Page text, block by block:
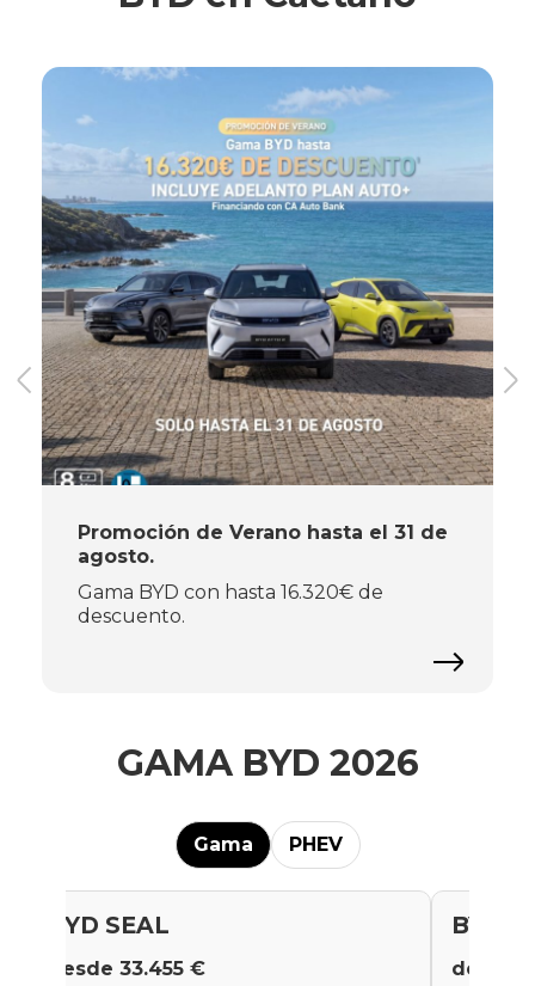
Promoción de Verano hasta el 31 de
agosto.
Gama BYD con hasta 16.320€ de
descuento.
GAMA BYD 2026
Gama PHEV
BYD SEAL
desde 33.455 €
BYD
desde